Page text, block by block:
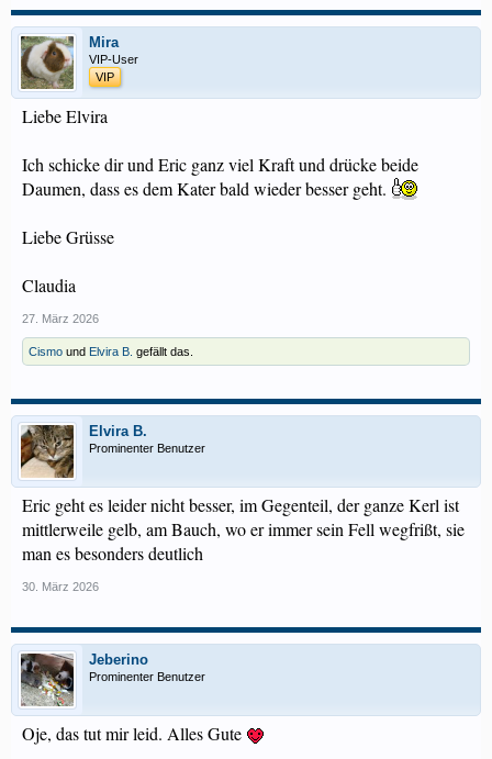
Mira
VIP-User
VIP
Liebe Elvira
Ich schicke dir und Eric ganz viel Kraft und drücke beide
Daumen, dass es dem Kater bald wieder besser geht.
Liebe Grüsse
Claudia
27. März 2026
Cismo und Elvira B. gefällt das.
Elvira B.
Prominenter Benutzer
Eric geht es leider nicht besser, im Gegenteil, der ganze Kerl ist
mittlerweile gelb, am Bauch, wo er immer sein Fell wegfrißt, sie
man es besonders deutlich
30. März 2026
Jeberino
Prominenter Benutzer
Oje, das tut mir leid. Alles Gute